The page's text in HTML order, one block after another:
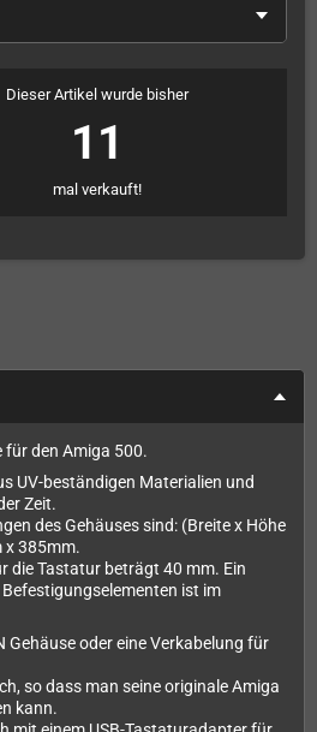
Dieser Artikel wurde bisher
11
mal verkauft!
für den Amiga 500.
UV-beständigen Materialien und
Zeit.
des Gehäuses sind: (Breite x Höhe
x 385mm.
die Tastatur beträgt 40 mm. Ein
ist im
Gehäuse oder eine Verkabelung für
so dass man seine originale Amiga
kann.